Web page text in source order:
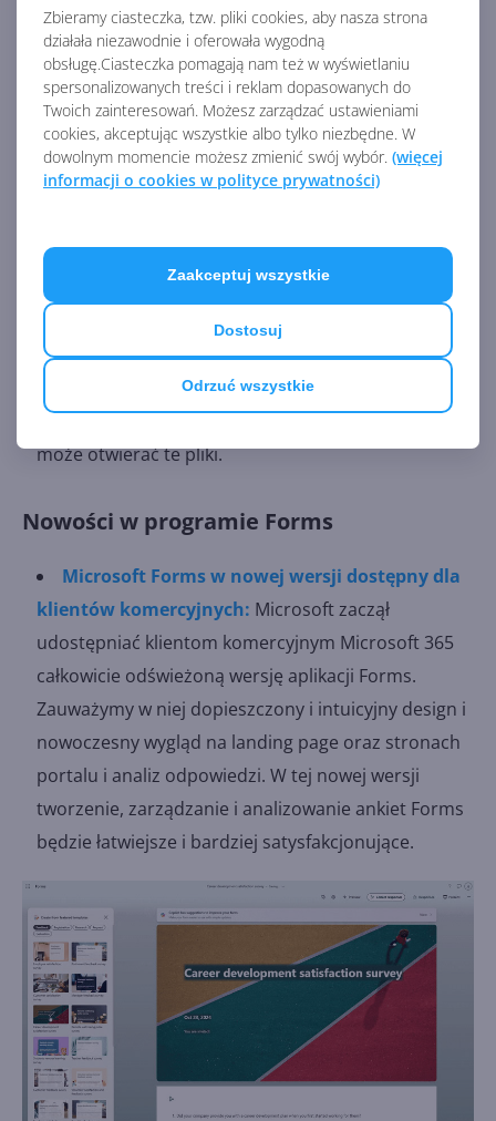
Zbieramy ciasteczka, tzw. pliki cookies, aby nasza strona
działała niezawodnie i oferowała wygodną
obsługę.Ciasteczka pomagają nam też w wyświetlaniu
spersonalizowanych treści i reklam dopasowanych do
Twoich zainteresowań. Możesz zarządzać ustawieniami
cookies, akceptując wszystkie albo tylko niezbędne. W
dowolnym momencie możesz zmienić swój wybór. (więcej
informacji o cookies w polityce prywatności)
Odrzuć wszystkie
Dostosuj
Zaakceptuj wszystkie
Nowości w programach Outlook,
OneDrive i Teams na Androidzie i iOS
Zmienia się sposób otwierania plików Office
wprowadza zmiany w domyślnym działaniu
otwierania plików Word, Excel i PowerPoint w
aplikacjach Outlook, OneDrive i Teams na
Androidzie i iOS. Teraz domyślnie preferowane będą
samodzielne aplikacje Word, Excel lub PowerPoint, a
nie aplikacja mobilna Microsoft 365, która również
może otwierać te pliki.
Nowości w programie Forms
Microsoft Forms w nowej wersji dostępny dla
klientów komercyjnych: Microsoft zaczął
udostępniać klientom komercyjnym Microsoft 365
całkowicie odświeżoną wersję aplikacji Forms.
Zauważymy w niej dopieszczony i intuicyjny design i
nowoczesny wygląd na landing page oraz stronach
portalu i analiz odpowiedzi. W tej nowej wersji
tworzenie, zarządzanie i analizowanie ankiet Forms
będzie łatwiejsze i bardziej satysfakcjonujące.